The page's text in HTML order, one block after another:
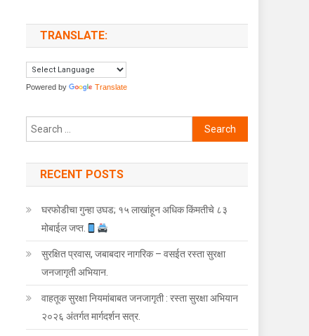
TRANSLATE:
Powered by Translate
Search for:
RECENT POSTS
घरफोडीचा गुन्हा उघड; १५ लाखांहून अधिक किंमतीचे ८३
मोबाईल जप्त.
सुरक्षित प्रवास, जबाबदार नागरिक – वसईत रस्ता सुरक्षा
जनजागृती अभियान.
वाहतूक सुरक्षा नियमांबाबत जनजागृती : रस्ता सुरक्षा अभियान
२०२६ अंतर्गत मार्गदर्शन सत्र.